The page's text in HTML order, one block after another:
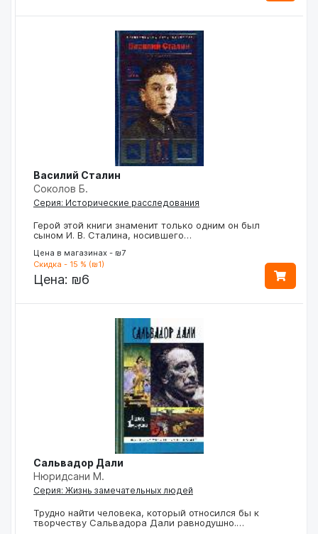
Василий Сталин
Соколов Б.
Серия: Исторические расследования
Герой этой книги знаменит только одним он был
сыном И. В. Сталина, носившего…
Цена в магазинах - ₪7
Скидка - 15 % (₪1)
Цена: ₪6
Сальвадор Дали
Нюридсани М.
Серия: Жизнь замечательных людей
Трудно найти человека, который относился бы к
творчеству Сальвадора Дали равнодушно.…